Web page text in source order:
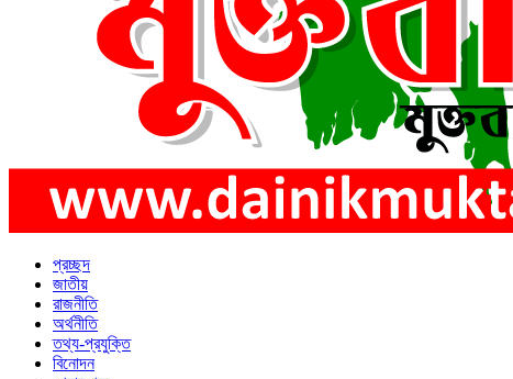
প্রচ্ছদ
জাতীয়
রাজনীতি
অর্থনীতি
তথ্য-প্রযুক্তি
বিনোদন